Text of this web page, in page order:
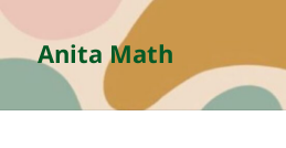
Anita Math